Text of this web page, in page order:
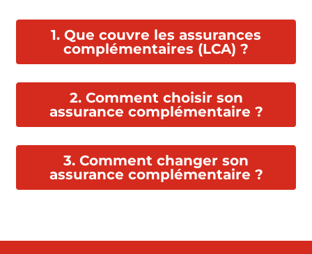
1. Que couvre les assurances
complémentaires (LCA) ?
2. Comment choisir son
assurance complémentaire ?
3. Comment changer son
assurance complémentaire ?